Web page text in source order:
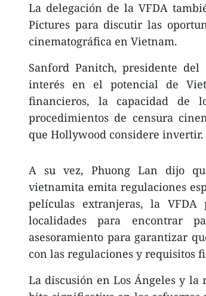
La delegación de la VFDA
Pictures para discutir las
cinematográfica en Vietnam.
Sanford Panitch, presidente
interés en el potencial de
financieros, la capacidad de
procedimientos de censura
que Hollywood considere invertir.
A su vez, Phuong Lan dijo
vietnamita emita regulaciones
películas extranjeras, la
localidades para encontrar
asesoramiento para garantizar
con las regulaciones y requisitos
La discusión en Los Ángeles y